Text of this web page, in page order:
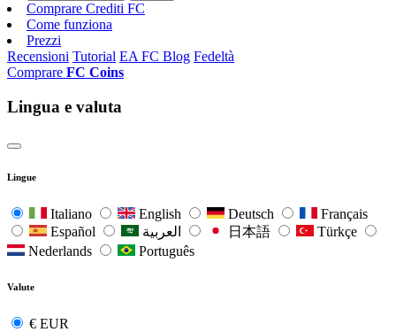
Comprare Crediti FC
Come funziona
Prezzi
Recensioni Tutorial EA FC Blog Fedeltà
Comprare FC Coins
Lingua e valuta
Lingue
Italiano English Deutsch
Français
Español
日本語
Türkçe
Nederlands
Português
Valute
€ EUR